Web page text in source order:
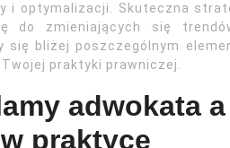
i optymalizacji. Skuteczna
do zmieniających się
bliżej poszczególnym
praktyki prawniczej.
adwokata a
praktyce